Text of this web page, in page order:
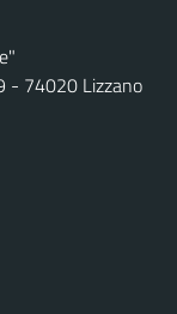
- 74020 Lizzano